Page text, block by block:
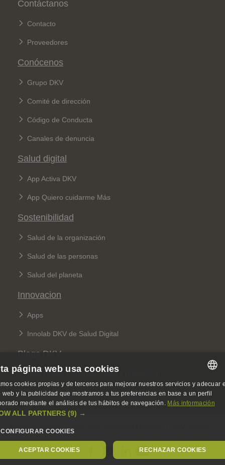
Contáctanos
Contacto
Proveedores
Conócenos
Grupo DKV
Comité de dirección
Código de Conducta
Canales de denuncia
Salud digital
App Activa DKV
App Quiero cuidarme Más
Sostenibilidad
Salud de la organización
Salud de las personas
Salud del planeta
Innovacion
Apps
Innolab DKV de Salud Digital
Blogs DKV
Blog Quiero cuidarme: salud y prevención
Blog 360: sobre seguros y sostenibilidad
Legal Menu
Política de calidad Aviso legal, privacidad y cookies
SPANISH
SPANISH
GERMAN
página web usa cookies
cookies propias y de terceros para mejorar nuestros servicios y adecuar
web y la publicidad que mostramos a tus preferencias en base a un perfil
mediante el análisis de tus hábitos de navegación. Más información
ALL PARTNERS (9) →
CONFIGURAR COOKIES
ACEPTAR COOKIES RECHAZAR COOKIES